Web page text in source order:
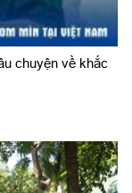
chuyện về khắc